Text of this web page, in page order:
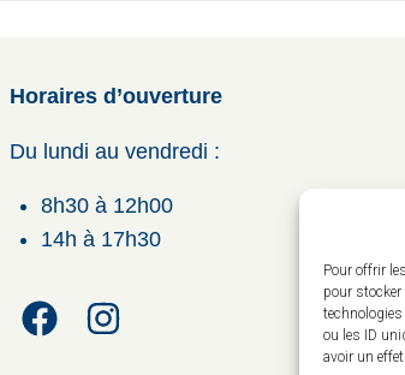
Pour offrir
pour
ou les ID
avoir un
Horaires d’ouverture
Du lundi au vendredi :
8h30 à 12h00
14h à 17h30